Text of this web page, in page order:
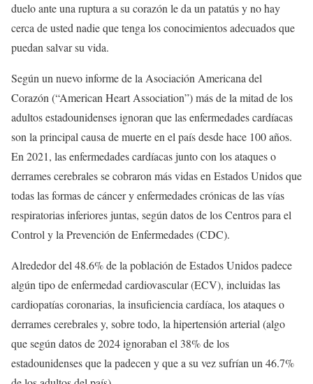
duelo ante una ruptura a su corazón le da un patatús y no hay
cerca de usted nadie que tenga los conocimientos adecuados que
puedan salvar su vida.
Según un nuevo informe de la Asociación Americana del
Corazón (“American Heart Association”) más de la mitad de los
adultos estadounidenses ignoran que las enfermedades cardíacas
son la principal causa de muerte en el país desde hace 100 años.
En 2021, las enfermedades cardíacas junto con los ataques o
derrames cerebrales se cobraron más vidas en Estados Unidos que
todas las formas de cáncer y enfermedades crónicas de las vías
respiratorias inferiores juntas, según datos de los Centros para el
Control y la Prevención de Enfermedades (CDC).
Alrededor del 48.6% de la población de Estados Unidos padece
algún tipo de enfermedad cardiovascular (ECV), incluidas las
cardiopatías coronarias, la insuficiencia cardíaca, los ataques o
derrames cerebrales y, sobre todo, la hipertensión arterial (algo
que según datos de 2024 ignoraban el 38% de los
estadounidenses que la padecen y que a su vez sufrían un 46.7%